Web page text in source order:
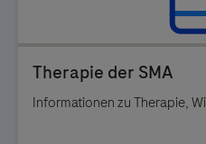
Informationen zu Therapie,